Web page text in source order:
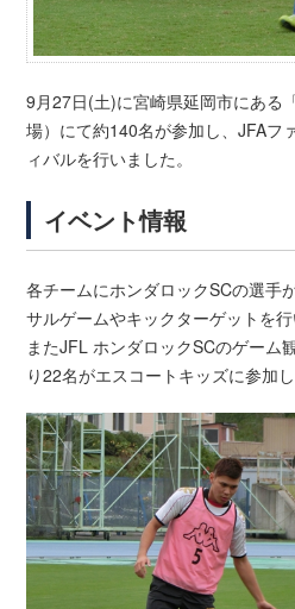
9月27日(土)に宮崎県延岡市にある
場）にて約140名が参加し、JFAフ
ィバルを行いました。
イベント情報
各チームにホンダロックSCの選手
サルゲームやキックターゲットを行
またJFL ホンダロックSCのゲーム
り22名がエスコートキッズに参加し